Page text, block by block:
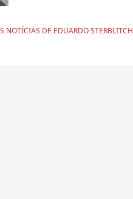
NOTÍCIAS DE EDUARDO STERBLITCH